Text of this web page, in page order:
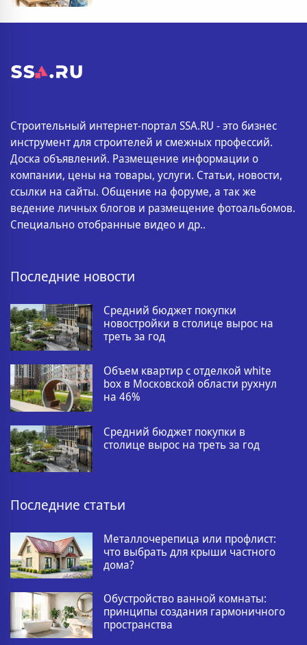
Строительный интернет-портал SSA.RU - это бизнес
инструмент для строителей и смежных профессий.
Доска объявлений. Размещение информации о
компании, цены на товары, услуги. Статьи, новости,
ссылки на сайты. Общение на форуме, а так же
ведение личных блогов и размещение фотоальбомов.
Специально отобранные видео и др..
Последние новости
Средний бюджет покупки
новостройки в столице вырос на
треть за год
Объем квартир с отделкой white
box в Московской области рухнул
на 46%
Средний бюджет покупки в
столице вырос на треть за год
Последние статьи
Металлочерепица или профлист:
что выбрать для крыши частного
дома?
Обустройство ванной комнаты:
принципы создания гармоничного
пространства